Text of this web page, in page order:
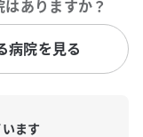
ありますか？
病院を見る
ます